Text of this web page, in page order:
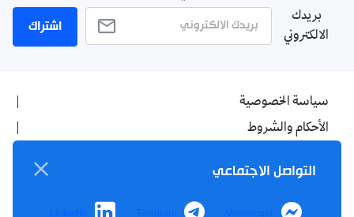
بريدك
الالكتروني
اشتراك
سياسة الخصوصية
الأحكام والشروط
اتصل بنا
من نحن
التواصل الاجتماعي